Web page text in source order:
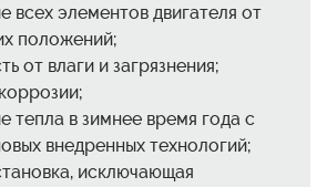
всех элементов двигателя от
положений;
от влаги и загрязнения;
тепла в зимнее время года с
внедренных технологий;
исключающая